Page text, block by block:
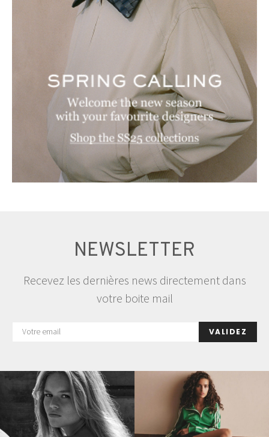
NEWSLETTER
Recevez les dernières news directement dans
votre boite mail
VALIDEZ